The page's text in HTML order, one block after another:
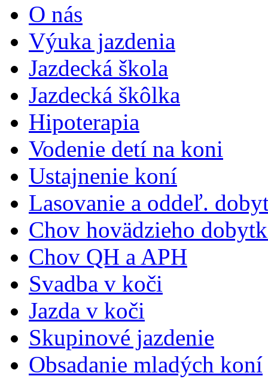
O nás
Výuka jazdenia
Jazdecká škola
Jazdecká škôlka
Hipoterapia
Vodenie detí na koni
Ustajnenie koní
Lasovanie a oddeľ.
Chov hovädzieho
Chov QH a APH
Svadba v koči
Jazda v koči
Skupinové jazdenie
Obsadanie mladých koní